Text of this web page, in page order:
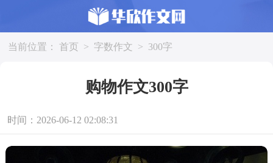
当前位置： 首页 > 字数作文 > 300字
购物作文300字
时间：2026-06-12 02:08:31